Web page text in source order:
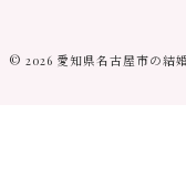
© 2026 愛知県名古屋市の結